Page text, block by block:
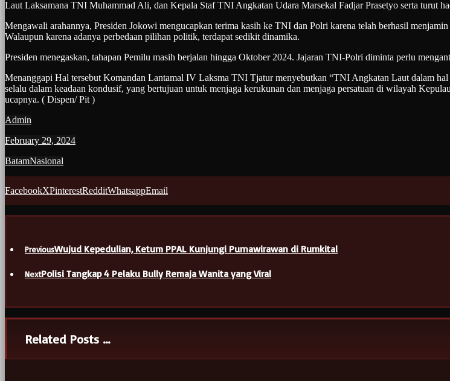
Laut Laksamana TNI Muhammad Ali, dan Kepala Staf TNI Angkatan Udara Marsekal Fadjar Prasetyo serta turut
Mengawali arahannya, Presiden Jokowi mengucapkan terima kasih ke TNI dan Polri karena telah berhasil
Walaupun karena adanya perbedaan pilihan politik, terdapat sedikit dinamika.
Presiden menegaskan, tahapan Pemilu masih berjalan hingga Oktober 2024. Jajaran TNI-Polri diminta perlu
Menanggapi Hal tersebut Komandan Lantamal IV Laksma TNI Tjatur menyebutkan “TNI Angkatan Laut dalam
selalu dalam keadaan kondusif, yang bertujuan untuk menjaga kerukunan dan menjaga persatuan di wilayah
ucapnya. ( Dispen/ Pit )
Admin
February 29, 2024
BatamNasional
FacebookXPinterestRedditWhatsappEmail
PreviousWujud Kepedulian, Ketum PPAL Kunjungi Purnawirawan di Rumkital
NextPolisi Tangkap 4 Pelaku Bully Remaja Wanita yang Viral
Related Posts ...